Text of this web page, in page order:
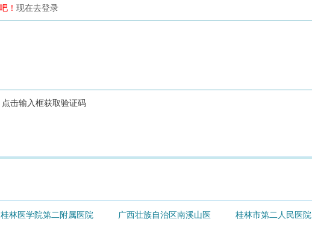
桂林医学院第二附属医院
广西壮族自治区南溪山医
桂林市第二人民医院